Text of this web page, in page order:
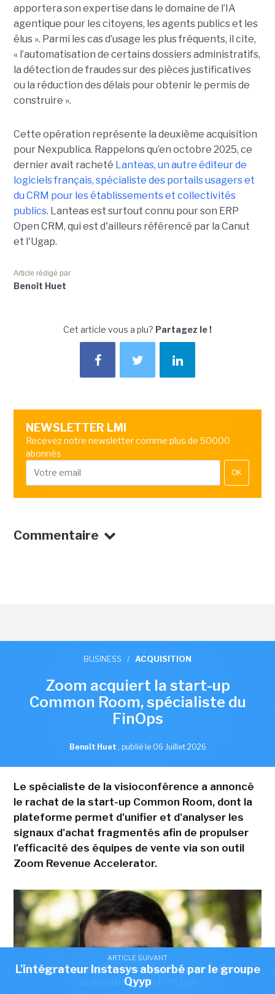
apportera son expertise dans le domaine de l’IA
agentique pour les citoyens, les agents publics et les
élus ». Parmi les cas d’usage les plus fréquents, il cite,
« l’automatisation de certains dossiers administratifs,
la détection de fraudes sur des pièces justificatives
ou la réduction des délais pour obtenir le permis de
construire ».
Cette opération représente la deuxième acquisition
pour Nexpublica. Rappelons qu’en octobre 2025, ce
dernier avait racheté Lanteas, un autre éditeur de
logiciels français, spécialiste des portails usagers et
du CRM pour les établissements et collectivités
publics. Lanteas est surtout connu pour son ERP
Open CRM, qui est d'ailleurs référencé par la Canut
et l'Ugap.
Article rédigé par
Benoît Huet
Cet article vous a plu? Partagez le !
NEWSLETTER LMI
Recevez notre newsletter comme plus de 50000
abonnés
OK
Commentaire
ARTICLE SUIVANT
Zoom acquiert la start-up Common Room,
spécialiste du FinOps
BUSINESS / ACQUISITION
Zoom acquiert la start-up
Common Room, spécialiste du
FinOps
Benoît Huet , publié le 06 Juillet 2026
Le spécialiste de la visioconférence a annoncé
le rachat de la start-up Common Room, dont la
plateforme permet d'unifier et d'analyser les
signaux d'achat fragmentés afin de propulser
l'efficacité des équipes de vente via son outil
Zoom Revenue Accelerator.
ARTICLE SUIVANT
L'intégrateur Instasys absorbé par le groupe
Qyyp